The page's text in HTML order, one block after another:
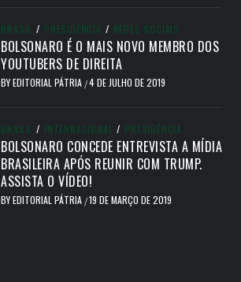
BRASIL / PRESIDÊNCIA / REDES SOCIAIS
BOLSONARO É O MAIS NOVO MEMBRO DOS
YOUTUBERS DE DIREITA
BYEDITORIAL PÁTRIA /4 DE JULHO DE 2019
BRASIL / INTERNACIONAL / PRESIDÊNCIA
BOLSONARO CONCEDE ENTREVISTA A MÍDIA
BRASILEIRA APÓS REUNIR COM TRUMP.
ASSISTA O VÍDEO!
BYEDITORIAL PÁTRIA /19 DE MARÇO DE 2019